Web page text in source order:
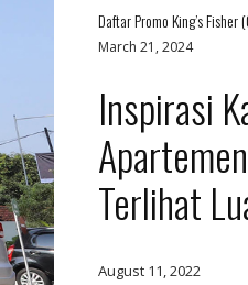
Daftar Promo King’s Fisher
March 21, 2024
Inspirasi
Terlihat
August 11, 2022